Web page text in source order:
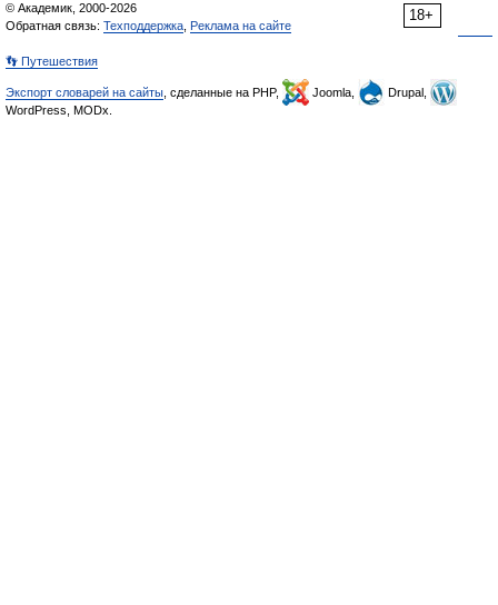
18+
© Академик, 2000-2026
Обратная связь: Техподдержка Реклама на сайте
👣 Путешествия
Экспорт словарей на сайты , сделанные на PHP, Joomla,
Drupal,
WordPress, MODx.